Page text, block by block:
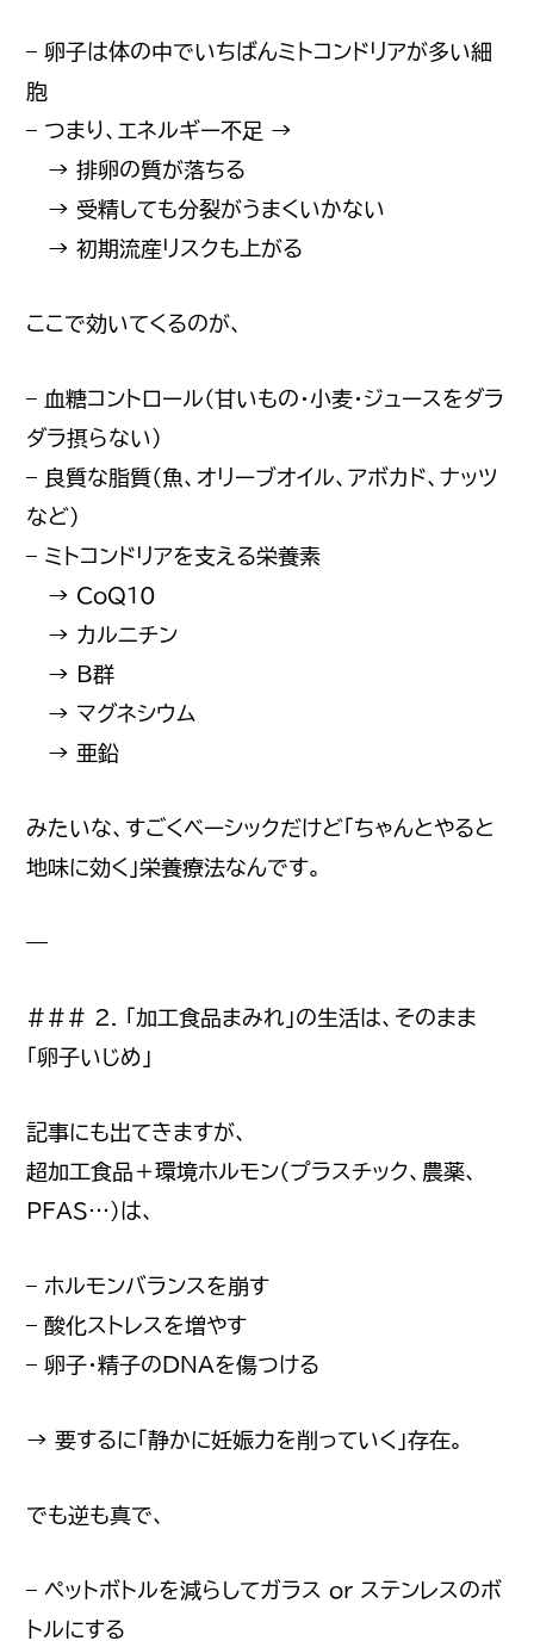
– 卵子は体の中でいちばんミトコンドリアが多い細
胞
– つまり、エネルギー不足 →
→ 排卵の質が落ちる
→ 受精しても分裂がうまくいかない
→ 初期流産リスクも上がる
ここで効いてくるのが、
– 血糖コントロール（甘いもの・小麦・ジュースをダラ
ダラ摂らない）
– 良質な脂質（魚、オリーブオイル、アボカド、ナッツ
など）
– ミトコンドリアを支える栄養素
→ CoQ10
→ カルニチン
→ B群
→ マグネシウム
→ 亜鉛
みたいな、すごくベーシックだけど「ちゃんとやると
地味に効く」栄養療法なんです。
—
### 2. 「加工食品まみれ」の生活は、そのまま
「卵子いじめ」
記事にも出てきますが、
超加工食品＋環境ホルモン（プラスチック、農薬、
PFAS…）は、
– ホルモンバランスを崩す
– 酸化ストレスを増やす
– 卵子・精子のDNAを傷つける
→ 要するに「静かに妊娠力を削っていく」存在。
でも逆も真で、
– ペットボトルを減らしてガラス or ステンレスのボ
トルにする